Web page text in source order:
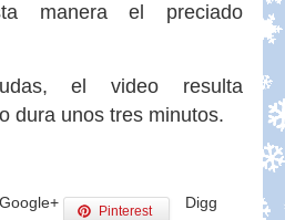
manera el preciado
el video resulta
dura unos tres minutos.
Google+ Pinterest
Digg